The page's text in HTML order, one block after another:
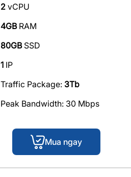
2 vCPU
4GBRAM
80GBSSD
1 IP
Traffic Package: 3Tb
Peak Bandwidth: 30 Mbps
Mua ngay